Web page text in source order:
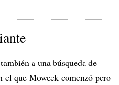
a una búsqueda de
el que Moweek comenzó pero